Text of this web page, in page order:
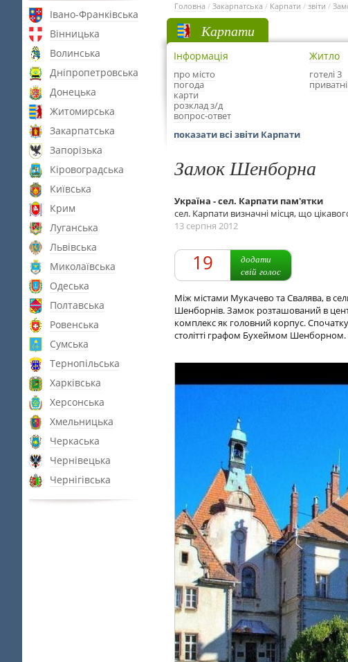
Івано-Франківська
Вінницька
Волинська
Дніпропетровська
Донецька
Житомирська
Закарпатська
Запорізька
Кіровоградська
Київська
Крим
Луганська
Львівська
Миколаївська
Одеська
Полтавська
Ровенська
Сумська
Тернопільська
Харківська
Херсонська
Хмельницька
Черкаська
Чернівецька
Чернігівська
Головна / Закарпатська / Карпати / звіти /
Карпати
Інформація
про місто
погода
карти
розклад з/д
вопрос-ответ
Житло
готелі 3
показати всі звіти Карпати
Замок Шенборна
Україна - сел. Карпати пам'ятки
сел. Карпати визначні місця, що
13 серпня 2012
19
додати
свій голос
Між містами Мукачево та Свалява, в
Шенборнів. Замок розташований в
комплекс як головний корпус.
столітті графом Бухеймом Шенборном.